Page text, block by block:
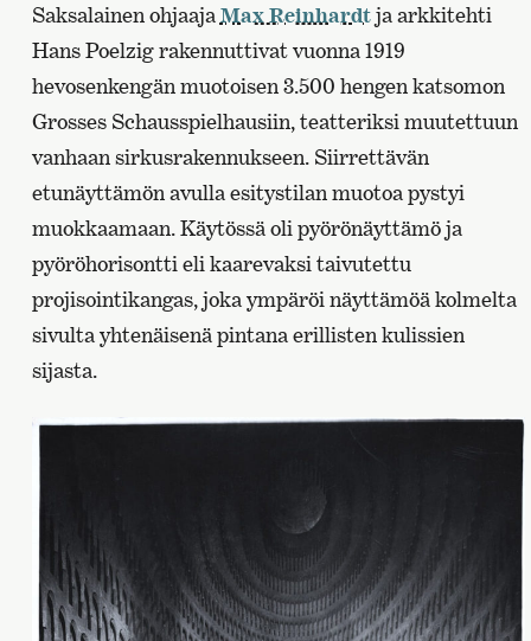
Saksalainen ohjaajaMax Reinhardtja arkkitehti
Hans Poelzig rakennuttivat vuonna 1919
hevosenkengän muotoisen 3.500 hengen katsomon
Grosses Schausspielhausiin, teatteriksi muutettuun
vanhaan sirkusrakennukseen. Siirrettävän
etunäyttämön avulla esitystilan muotoa pystyi
muokkaamaan. Käytössä oli pyörönäyttämö ja
pyöröhorisontti eli kaarevaksi taivutettu
projisointikangas, joka ympäröi näyttämöä kolmelta
sivulta yhtenäisenä pintana erillisten kulissien
sijasta.